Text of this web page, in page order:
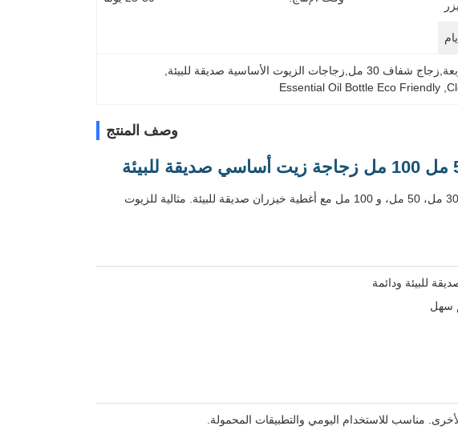
الأساسية صديقة للبيئة
,
Essential Oil Bottle Eco Friendly
وصف المنتج
زجاجات قطرات زجاجية صافية مربعة عالية الجودة متوفرة في أحجام 30 مل، 50 مل، و 100 مل مع أغطية خيزران صديقة للبيئة. مثالية للزيوت
للبيئة ودائمة
سهل
مناسب للاستخدام اليومي والتطبيقات المحمولة.